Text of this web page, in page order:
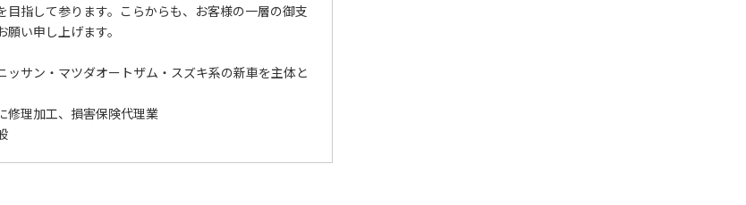
目指して参ります。こらからも、お客様の一層の御支
い申し上げます。
サン・マツダオートザム・スズキ系の新車を主体と
修理加工、損害保険代理業